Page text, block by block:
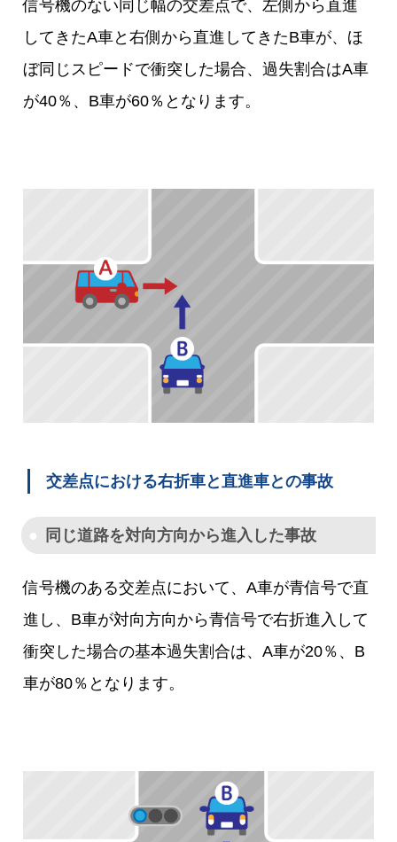
信号機のない同じ幅の交差点で、左側から直進
してきたA車と右側から直進してきたB車が、ほ
ぼ同じスピードで衝突した場合、過失割合はA車
が40％、B車が60％となります。
交差点における右折車と直進車との事故
同じ道路を対向方向から進入した事故
信号機のある交差点において、A車が青信号で直
進し、B車が対向方向から青信号で右折進入して
衝突した場合の基本過失割合は、A車が20％、B
車が80％となります。